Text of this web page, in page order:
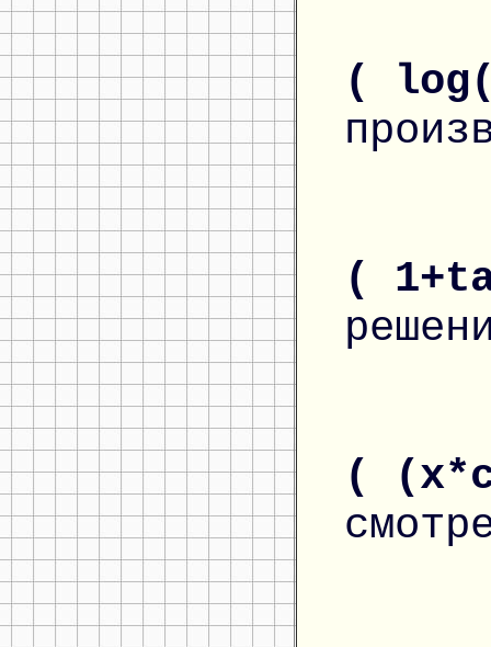
(
(
(